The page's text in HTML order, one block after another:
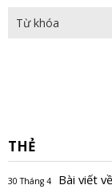
THẺ
30 Tháng 4 Bài viết